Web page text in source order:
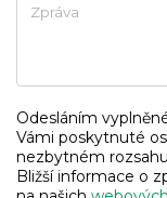
Odesláním
Vámi poskytnuté
nezbytném
Bližší informace o